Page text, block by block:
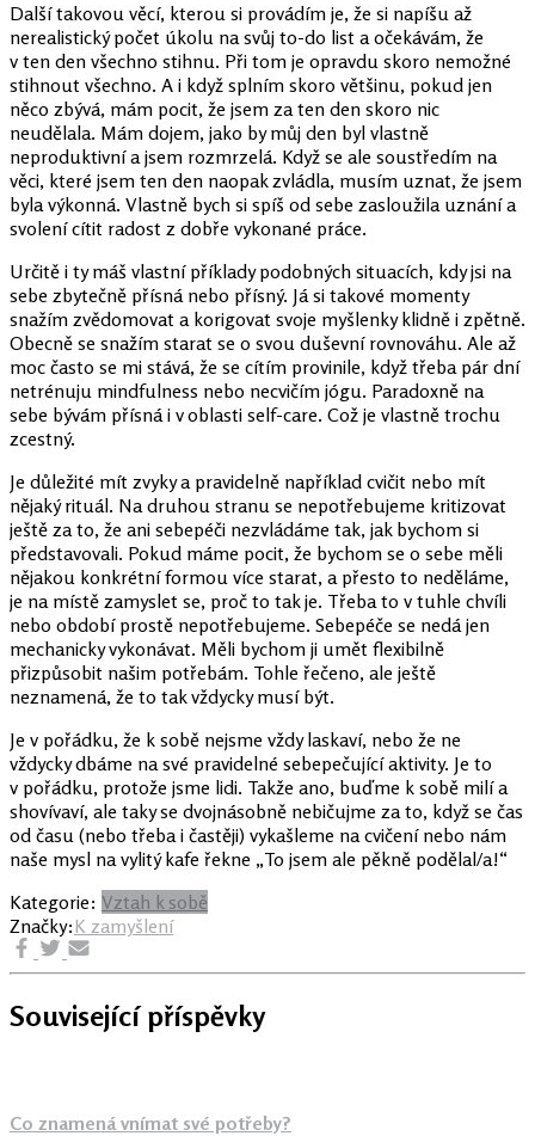
Další takovou věcí, kterou si provádím je, že si napíšu až
nerealistický počet úkolu na svůj to-do list a očekávám, že
v ten den všechno stihnu. Při tom je opravdu skoro nemožné
stihnout všechno. A i když splním skoro většinu, pokud jen
něco zbývá, mám pocit, že jsem za ten den skoro nic
neudělala. Mám dojem, jako by můj den byl vlastně
neproduktivní a jsem rozmrzelá. Když se ale soustředím na
věci, které jsem ten den naopak zvládla, musím uznat, že jsem
byla výkonná. Vlastně bych si spíš od sebe zasloužila uznání a
svolení cítit radost z dobře vykonané práce.
Určitě i ty máš vlastní příklady podobných situacích, kdy jsi na
sebe zbytečně přísná nebo přísný. Já si takové momenty
snažím zvědomovat a korigovat svoje myšlenky klidně i zpětně.
Obecně se snažím starat se o svou duševní rovnováhu. Ale až
moc často se mi stává, že se cítím provinile, když třeba pár dní
netrénuju mindfulness nebo necvičím jógu. Paradoxně na
sebe bývám přísná i v oblasti self-care. Což je vlastně trochu
zcestný.
Je důležité mít zvyky a pravidelně například cvičit nebo mít
nějaký rituál. Na druhou stranu se nepotřebujeme kritizovat
ještě za to, že ani sebepéči nezvládáme tak, jak bychom si
představovali. Pokud máme pocit, že bychom se o sebe měli
nějakou konkrétní formou více starat, a přesto to neděláme,
je na místě zamyslet se, proč to tak je. Třeba to v tuhle chvíli
nebo období prostě nepotřebujeme. Sebepéče se nedá jen
mechanicky vykonávat. Měli bychom ji umět flexibilně
přizpůsobit našim potřebám. Tohle řečeno, ale ještě
neznamená, že to tak vždycky musí být.
Je v pořádku, že k sobě nejsme vždy laskaví, nebo že ne
vždycky dbáme na své pravidelné sebepečující aktivity. Je to
v pořádku, protože jsme lidi. Takže ano, buďme k sobě milí a
shovívaví, ale taky se dvojnásobně nebičujme za to, když se čas
od času (nebo třeba i častěji) vykašleme na cvičení nebo nám
naše mysl na vylitý kafe řekne „To jsem ale pěkně podělal/a!“
Kategorie: Vztah k sobě
Značky:K zamyšlení
Související příspěvky
Co znamená vnímat své potřeby?